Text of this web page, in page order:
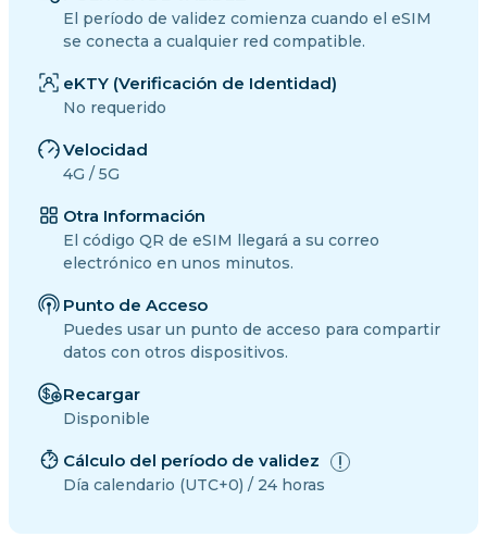
El período de validez comienza cuando el eSIM
se conecta a cualquier red compatible.
eKTY (Verificación de Identidad)
No requerido
Velocidad
4G / 5G
Otra Información
El código QR de eSIM llegará a su correo
electrónico en unos minutos.
Punto de Acceso
Puedes usar un punto de acceso para compartir
datos con otros dispositivos.
Recargar
Disponible
Cálculo del período de validez
Día calendario (UTC+0) / 24 horas